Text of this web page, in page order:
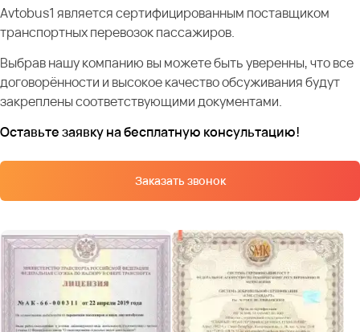
Avtobus1 является сертифицированным поставщиком
транспортных перевозок пассажиров.
Выбрав нашу компанию вы можете быть уверенны, что все
договорённости и высокое качество обсуживания будут
закреплены соответствующими документами.
Оставьте заявку на бесплатную консультацию!
Заказать звонок